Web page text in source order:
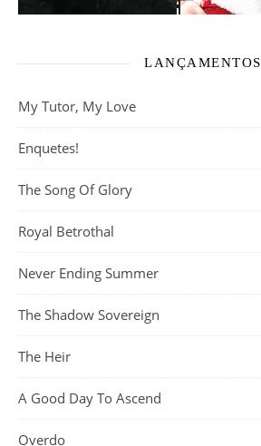
LANÇAMENTOS
My Tutor, My Love
Enquetes!
The Song Of Glory
Royal Betrothal
Never Ending Summer
The Shadow Sovereign
The Heir
A Good Day To Ascend
Overdo